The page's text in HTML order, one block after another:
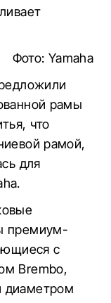
Фото: Yamaha
рамы
что
рамой,
для
премиум-
с
Brembo,
диаметром